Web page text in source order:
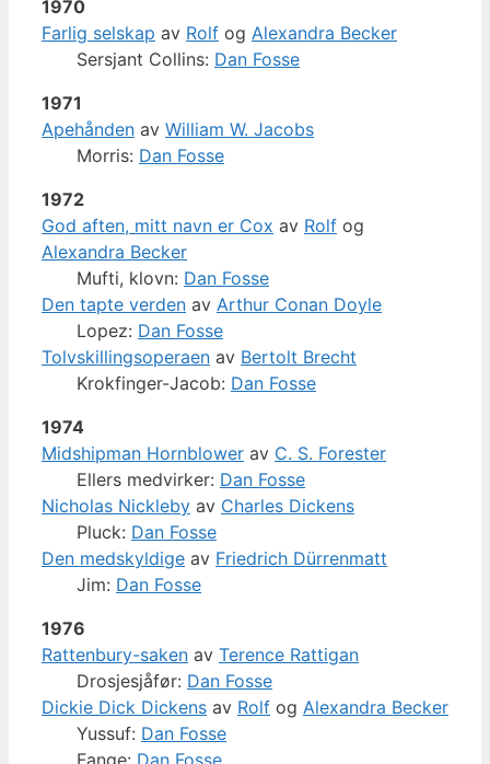
1970
Farlig selskap av Rolf og Alexandra Becker
Sersjant Collins: Dan Fosse
1971
Apehånden av William W. Jacobs
Morris: Dan Fosse
1972
God aften, mitt navn er Cox av Rolf og
Alexandra Becker
Mufti, klovn: Dan Fosse
Den tapte verden av Arthur Conan Doyle
Lopez: Dan Fosse
Tolvskillingsoperaen av Bertolt Brecht
Krokfinger-Jacob: Dan Fosse
1974
Midshipman Hornblower av C. S. Forester
Ellers medvirker: Dan Fosse
Nicholas Nickleby av Charles Dickens
Pluck: Dan Fosse
Den medskyldige av Friedrich Dürrenmatt
Jim: Dan Fosse
1976
Rattenbury-saken av Terence Rattigan
Drosjesjåfør: Dan Fosse
Dickie Dick Dickens av Rolf og Alexandra Becker
Yussuf: Dan Fosse
Fange: Dan Fosse